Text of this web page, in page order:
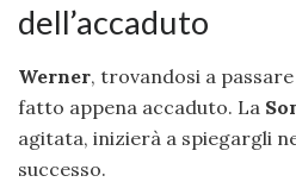
dell’accaduto
Werner, trovandosi a
fatto appena accaduto. La
agitata, inizierà a spiegargli
successo.